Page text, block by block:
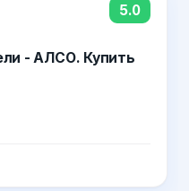
5.0
- АЛСО. Купить